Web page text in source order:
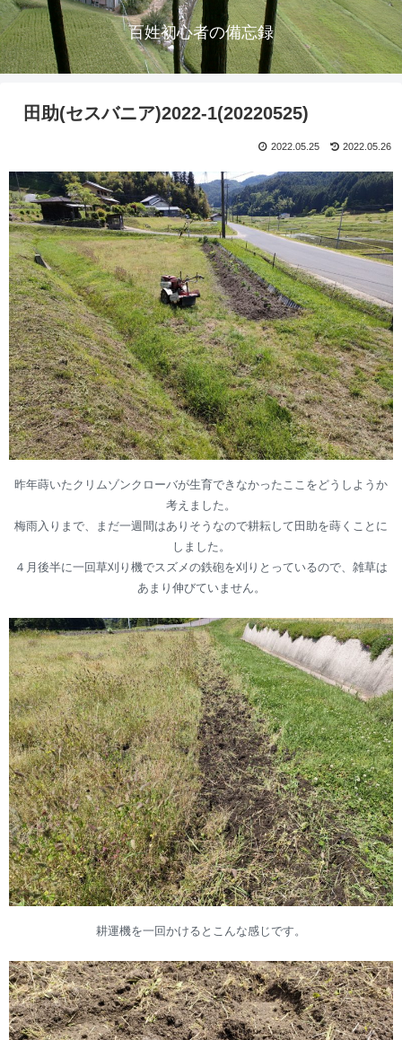
百姓初心者の備忘録
田助(セスバニア)2022-1(20220525)
2022.05.26
2022.05.25
昨年蒔いたクリムゾンクローバが生育できなかったここをどうしようか
考えました。
梅雨入りまで、まだ一週間はありそうなので耕耘して田助を蒔くことに
しました。
４月後半に一回草刈り機でスズメの鉄砲を刈りとっているので、雑草は
あまり伸びていません。
耕運機を一回かけるとこんな感じです。